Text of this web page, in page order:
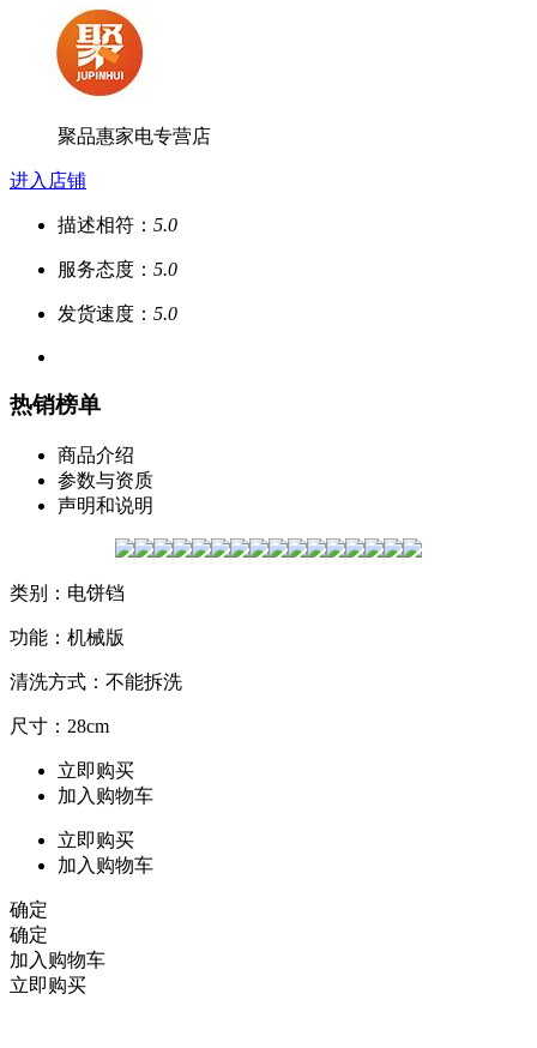
聚品惠家电专营店
进入店铺
描述相符： 5.0
服务态度： 5.0
发货速度： 5.0
热销榜单
商品介绍
参数与资质
声明和说明
类别：电饼铛
功能：机械版
清洗方式：不能拆洗
尺寸：28cm
立即购买
加入购物车
立即购买
加入购物车
确定
确定
加入购物车
立即购买